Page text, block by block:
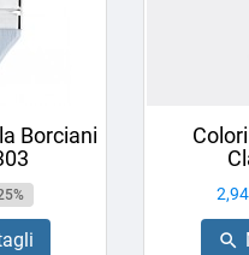
Borciani
